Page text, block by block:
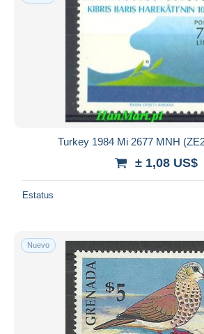
Turkey 1984 Mi 2677 MNH
± 1,08 US$
Estatus
Nuevo